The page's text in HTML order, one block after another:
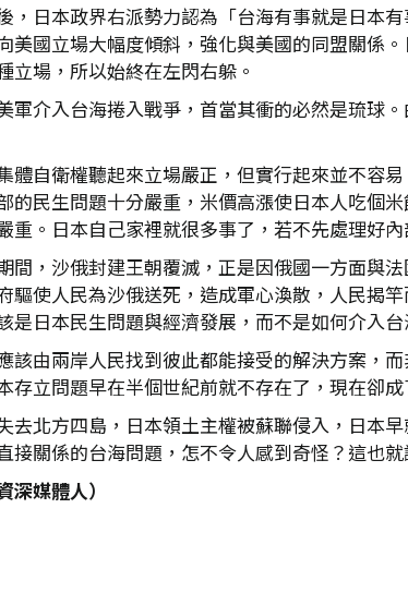
，日本政界右派勢力認為「台海有事就是日本
美國立場大幅度傾斜，強化與美國的同盟關係
立場，所以始終在左閃右躲。
軍介入台海捲入戰爭，首當其衝的必然是琉球
體自衛權聽起來立場嚴正，但實行起來並不容
的民生問題十分嚴重，米價高漲使日本人吃個
重。日本自己家裡就很多事了，若不先處理好
間，沙俄封建王朝覆滅，正是因俄國一方面與
驅使人民為沙俄送死，造成軍心渙散，人民揭
是日本民生問題與經濟發展，而不是如何介入台
該由兩岸人民找到彼此都能接受的解決方案，
存立問題早在半個世紀前就不存在了，現在卻
去北方四島，日本領土主權被蘇聯侵入，日本
接關係的台海問題，怎不令人感到奇怪？這也
深媒體人）